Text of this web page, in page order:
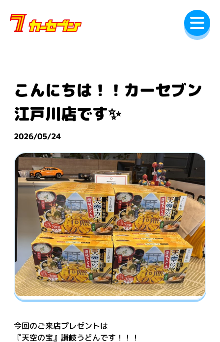
容
こんにちは！！カーセブン
江戸川店です✨
2026/05/24
今回のご来店プレゼントは
『天空の宝』讃岐うどんです！！！